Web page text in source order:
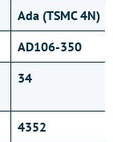
Ada (TSMC 4N)
AD106-350
34
4352